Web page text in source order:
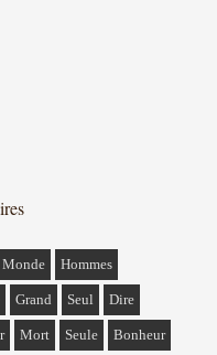
Monde Hommes
Grand Seul Dire
Mort Seule Bonheur